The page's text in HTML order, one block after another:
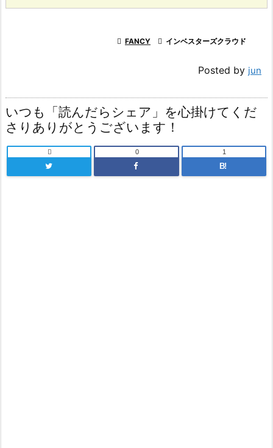
 FANCY  インベスターズクラウド
Posted by jun
いつも「読んだらシェア」を心掛けてくだ
さりありがとうございます！
 0
B!
1